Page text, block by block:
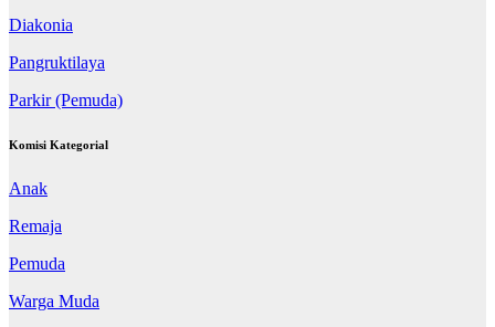
Diakonia
Pangruktilaya
Parkir (Pemuda)
Komisi Kategorial
Anak
Remaja
Pemuda
Warga Muda